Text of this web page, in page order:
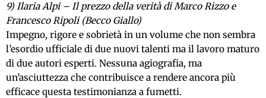
9) Ilaria Alpi – Il prezzo della verità di Marco Rizzo e
Francesco Ripoli (Becco Giallo)
Impegno, rigore e sobrietà in un volume che non sembra
l’esordio ufficiale di due nuovi talenti ma il lavoro maturo
di due autori esperti. Nessuna agiografia, ma
un’asciuttezza che contribuisce a rendere ancora più
efficace questa testimonianza a fumetti.